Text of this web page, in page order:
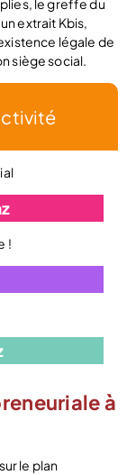
le greffe du
extrait Kbis,
légale de
siège social.
!
à
le plan